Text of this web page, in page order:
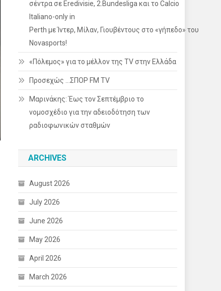
σέντρα σε Eredivisie, 2.Bundesliga και το Calcio
Italiano-only in
Perth με Ίντερ, Μίλαν, Γιουβέντους στο «γήπεδο» του
Novasports!
«Πόλεμος» για το μέλλον της TV στην Ελλάδα
Προσεχώς …ΣΠΟΡ FM TV
Μαρινάκης: Έως τον Σεπτέμβριο το
νομοσχέδιο για την αδειοδότηση των
ραδιοφωνικών σταθμών
ARCHIVES
August 2026
July 2026
June 2026
May 2026
April 2026
March 2026